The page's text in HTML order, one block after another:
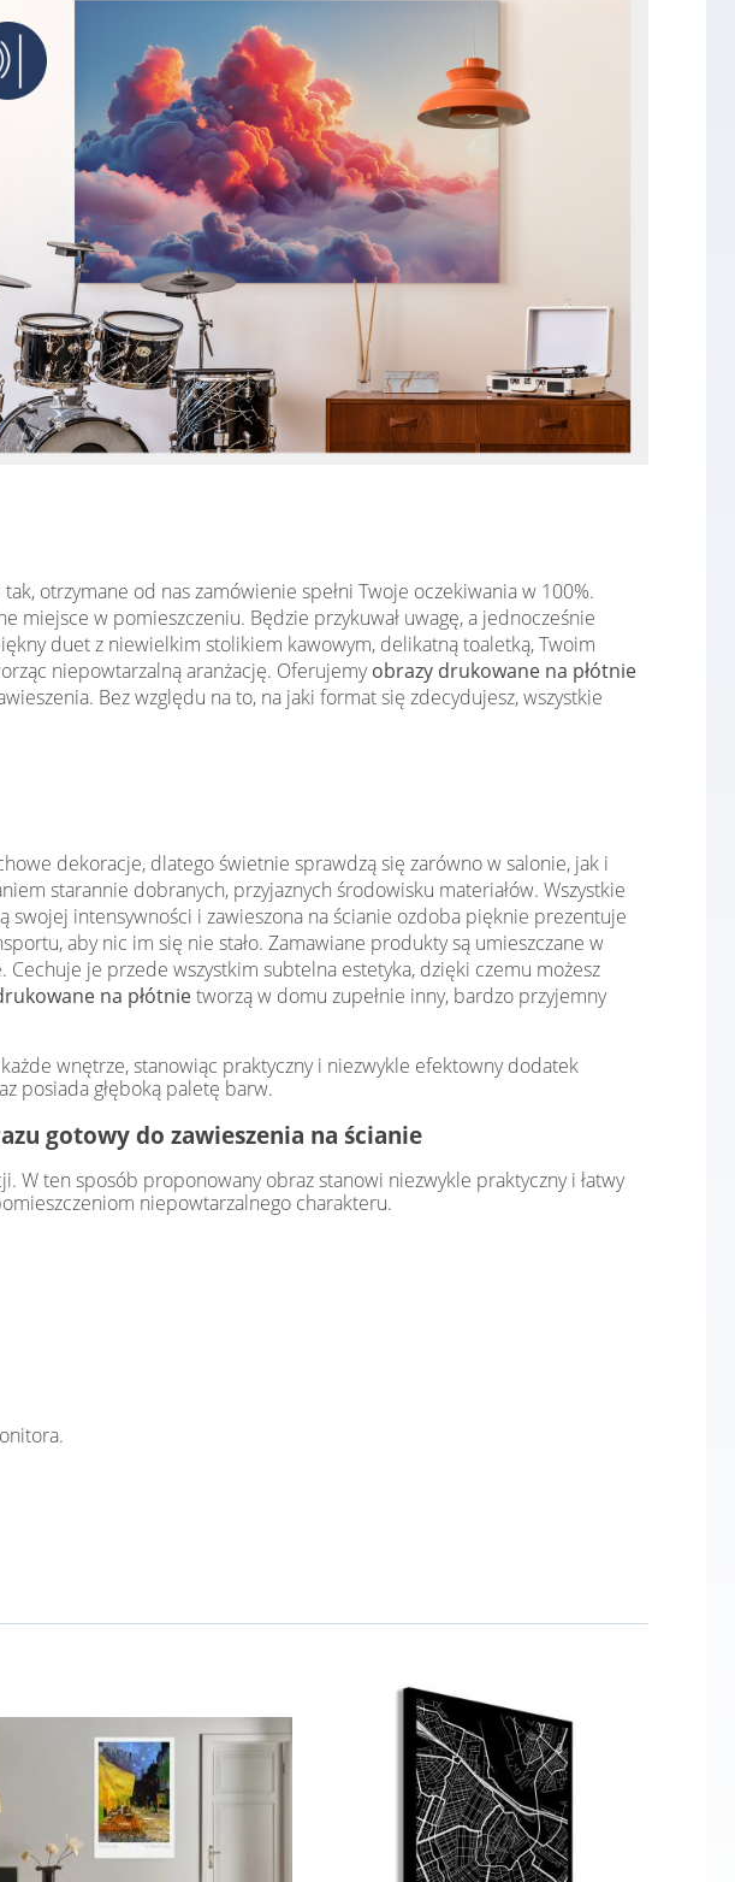
tak, otrzymane od nas zamówienie spełni Twoje oczekiwania w 100%.
miejsce w pomieszczeniu. Będzie przykuwał uwagę, a jednocześnie
duet z niewielkim stolikiem kawowym, delikatną toaletką, Twoim
niepowtarzalną aranżację. Oferujemyobrazy drukowane na płótnie
Bez względu na to, na jaki format się zdecydujesz, wszystkie
dekoracje, dlatego świetnie sprawdzą się zarówno w salonie, jak i
starannie dobranych, przyjaznych środowisku materiałów. Wszystkie
intensywności i zawieszona na ścianie ozdoba pięknie prezentuje
aby nic im się nie stało. Zamawiane produkty są umieszczane w
je przede wszystkim subtelna estetyka, dzięki czemu możesz
na płótnietworzą w domu zupełnie inny, bardzo przyjemny
wnętrze, stanowiąc praktyczny i niezwykle efektowny dodatek
posiada głęboką paletę barw.
gotowy do zawieszenia na ścianie
W ten sposób proponowany obraz stanowi niezwykle praktyczny i łatwy
niepowtarzalnego charakteru.